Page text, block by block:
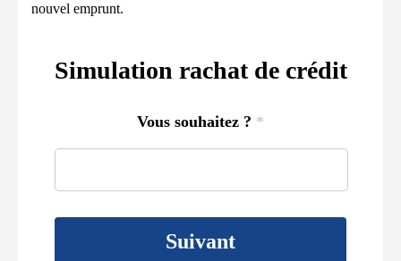
nouvel emprunt.
Simulation rachat de crédit
Vous souhaitez ? *
Suivant